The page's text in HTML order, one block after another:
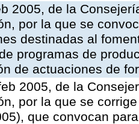
2005, de la
por la que se
destinadas al
programas de
de actuaciones de
2005, de la
por la que se
que convocan